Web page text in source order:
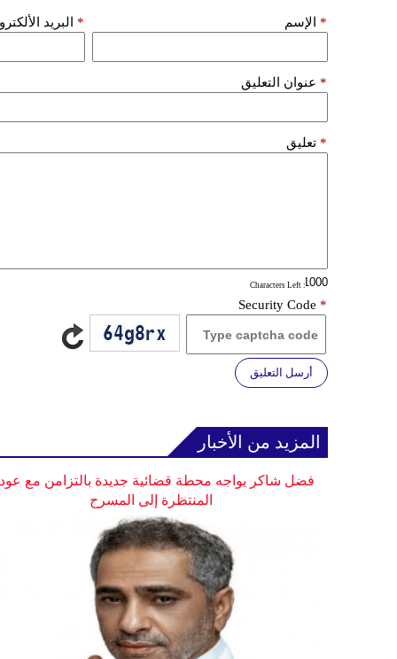
الإسم * البريد *
عنوان التعليق *
تعليق *
: Characters Left
Security Code *
أرسل التعليق
المزيد من الأخبار
فضل شاكر يواجه محطة قضائية جديدة بالتزامن مع
المنتظرة إلى المسرح